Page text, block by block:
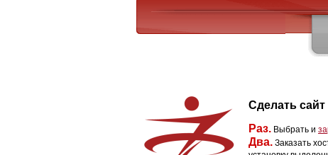
Сделать сайт
Раз. Выбрать и
Два. Заказать